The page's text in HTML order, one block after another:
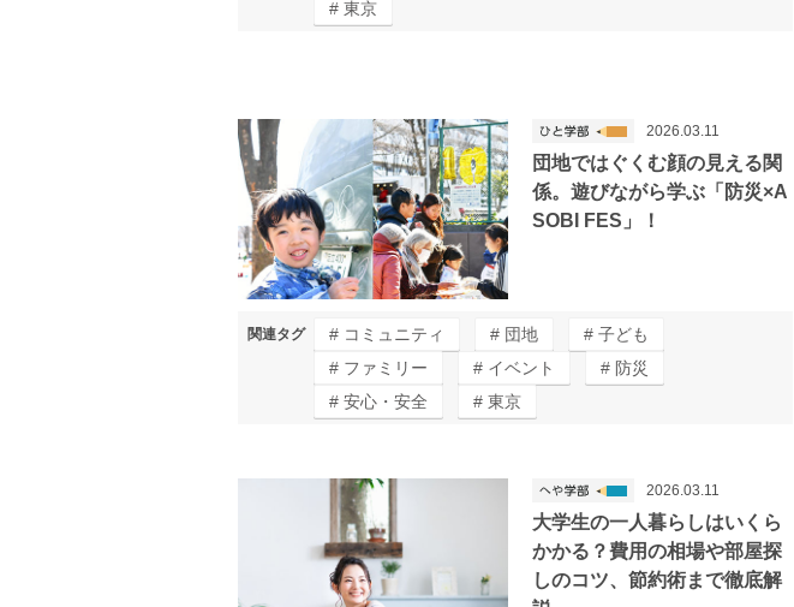
東京
団地ではぐくむ顔の見える関
係。遊びながら学ぶ「防災×A
SOBI FES」！
2026.03.11
関連タグ コミュニティ 団地
子ども
ファミリー
イベント
防災
安心・安全
東京
大学生の一人暮らしはいくら
かかる？費用の相場や部屋探
しのコツ、節約術まで徹底解
2026.03.11